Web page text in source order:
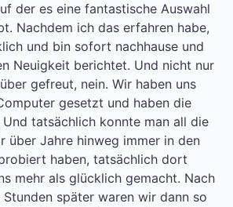
der es eine fantastische Auswahl
Nachdem ich das erfahren habe,
und bin sofort nachhause und
Neuigkeit berichtet. Und nicht nur
gefreut, nein. Wir haben uns
gesetzt und haben die
tatsächlich konnte man all die
über Jahre hinweg immer in den
haben, tatsächlich dort
mehr als glücklich gemacht. Nach
später waren wir dann so